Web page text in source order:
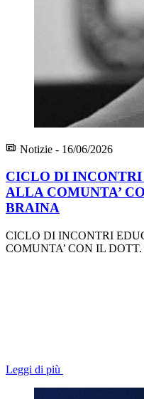
Notizie - 16/06/2026
CICLO DI
ALLA COMUNTA’
BRAINA
CICLO DI INCONTRI
COMUNTA’ CON IL
Leggi di più